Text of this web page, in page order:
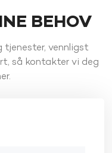
BEHOV
tjenester, vennligst
så kontakter vi deg